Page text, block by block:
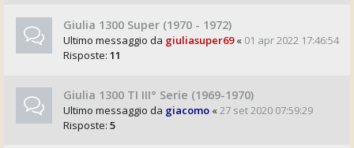
Giulia 1300 Super (1970 - 1972)
Ultimo messaggio da giuliasuper69« 01 apr 2022 17:46:54
Risposte: 11
Giulia 1300 TI III° Serie (1969-1970)
Ultimo messaggio da giacomo «27 set 2020 07:59:29
Risposte: 5